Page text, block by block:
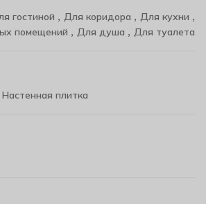
гостиной , Для коридора , Для кухни ,
помещений , Для душа , Для туалета
Настенная плитка